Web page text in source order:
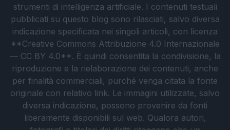
strumenti di intelligenza artificiale. I contenuti testuali
pubblicati su questo blog sono rilasciati, salvo diversa
indicazione specificata nei singoli articoli, con licenza
**Creative Commons Attribuzione 4.0 Internazionale
— CC BY 4.0**. È quindi consentita la condivisione, la
riproduzione e la rielaborazione dei contenuti, anche
per finalità commerciali, purché venga citata la fonte
originale con relativo link. Le immagini utilizzate, salvo
diversa indicazione, possono provenire da fonti
liberamente disponibili sul web. Qualora autori,